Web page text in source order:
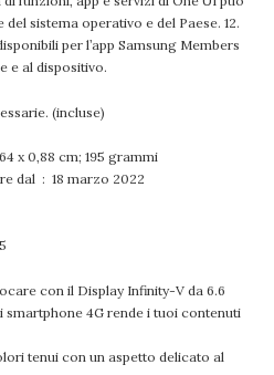
sistema operativo e del Paese. 12.
per l’app Samsung Members
e al dispositivo.
(incluse)
: ‎ 16,51 x 7,64 x 0,88 cm; 195 grammi
Disponibile su Amazon.it a partire dal ‏ : ‎ 18 marzo 2022
con il Display Infinity-V da 6.6
4G rende i tuoi contenuti
tenui con un aspetto delicato al